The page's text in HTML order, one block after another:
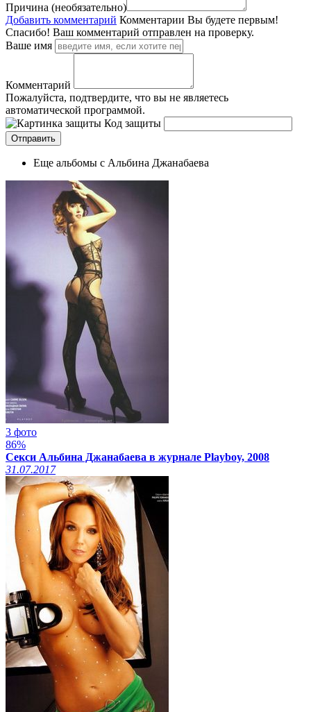
Причина (необязательно)
Добавить комментарий Комментарии Вы будете первым!
Спасибо! Ваш комментарий отправлен на проверку.
Ваше имя
Комментарий
Пожалуйста, подтвердите, что вы не являетесь
автоматической программой.
Код защиты
Еще альбомы с Альбина Джанабаева
3 фото
86%
Секси Альбина Джанабаева в журнале Playboy, 2008
31.07.2017